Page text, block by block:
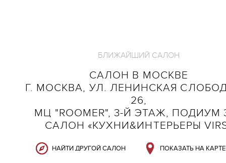
БЛИЖАЙШИЙ САЛОН
САЛОН В МОСКВЕ
Г. МОСКВА, УЛ. ЛЕНИНСКАЯ
26,
МЦ "ROOMER", 3-Й ЭТАЖ, ПОДИУМ
САЛОН «КУХНИ&ИНТЕРЬЕРЫ
НАЙТИ ДРУГОЙ САЛОН ПОКАЗАТЬ НА КАРТЕ